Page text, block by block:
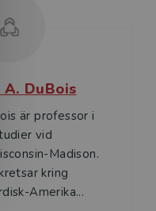
A. DuBois
är professor i
vid
Madison.
kring
Amerika...